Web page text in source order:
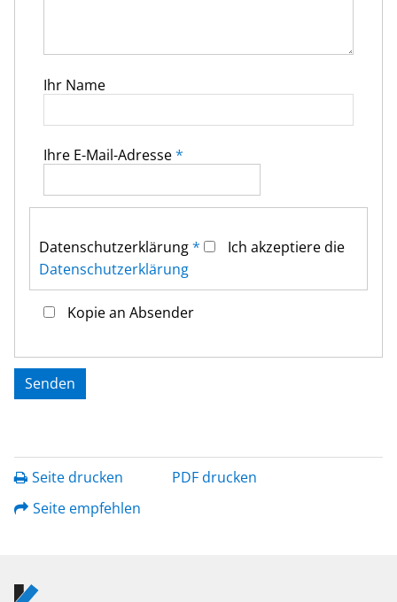
Ihr Name
Ihre E-Mail-Adresse*
Datenschutz­erklärung*
Ich akzeptiere die
Datenschutz­erklärung
Kopie an Absender
Seite drucken
PDF drucken
Seite empfehlen
Logo